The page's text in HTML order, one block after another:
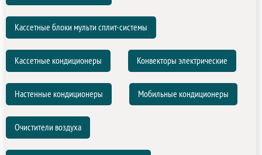
Кассетные блоки мульти сплит-системы
Кассетные кондиционеры Конвекторы электрические
Настенные кондиционеры Мобильные кондиционеры
Очистители воздуха